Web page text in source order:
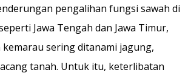
pengalihan fungsi sawah di
Jawa Tengah dan Jawa Timur,
kemarau sering ditanami jagung,
tanah. Untuk itu, keterlibatan